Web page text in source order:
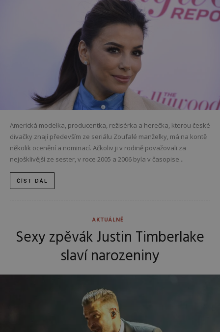
Americká modelka, producentka, režisérka a herečka, kterou české
divačky znají především ze seriálu Zoufalé manželky, má na kontě
několik ocenění a nominací. Ačkoliv ji v rodině považovali za
nejošklivější ze sester, v roce 2005 a 2006 byla v časopise...
ČÍST DÁL
AKTUÁLNĚ
Sexy zpěvák Justin Timberlake
slaví narozeniny